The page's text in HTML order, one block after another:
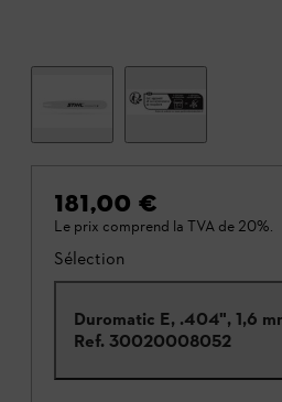
181,00 €
Le prix comprend la TVA de 20%.
Sélection
Duromatic E, .404", 1,6
Ref. 30020008052